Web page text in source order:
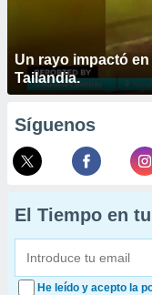
Un rayo impactó
Tailandia.
Síguenos
El Tiempo en tu
He leído y acepto la